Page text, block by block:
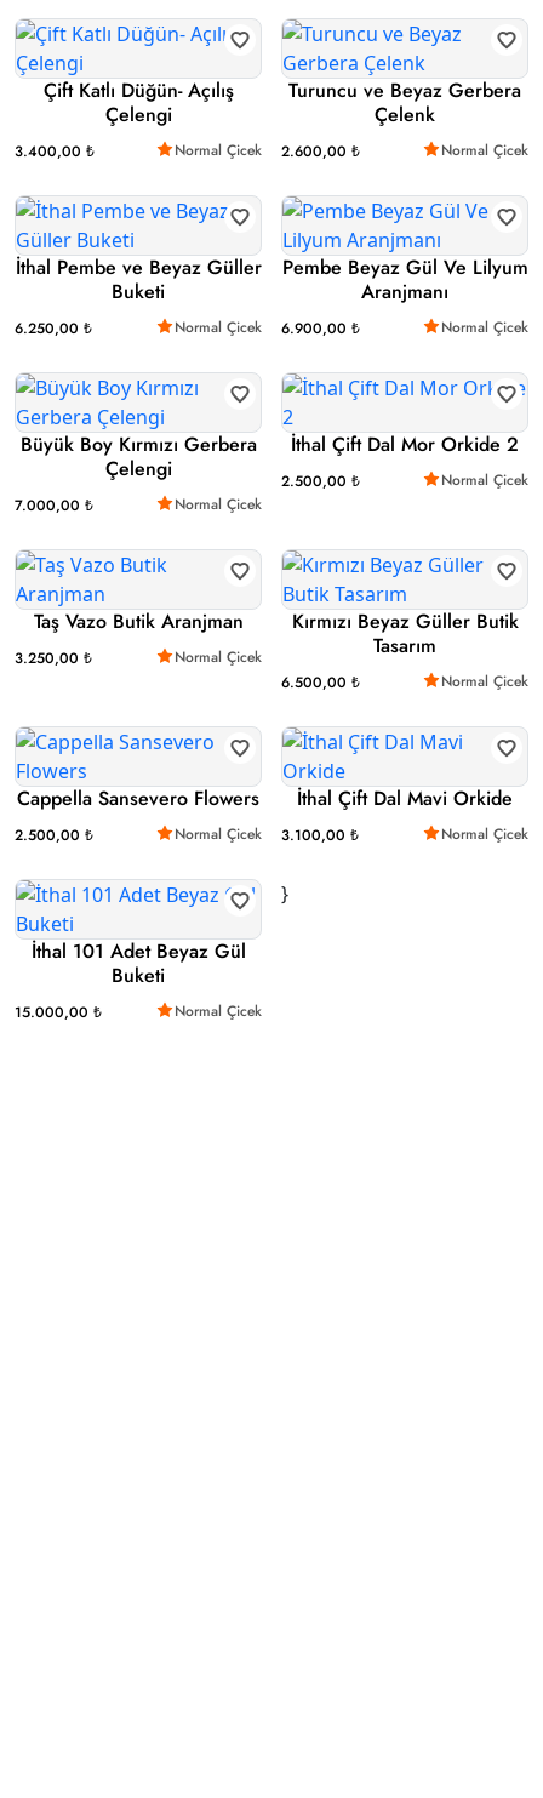
Çift Katlı Düğün- Açılış
Çelengi
3.400,00 ₺ Normal Çicek
Turuncu ve Beyaz Gerbera
Çelenk
2.600,00 ₺ Normal Çicek
İthal Pembe ve Beyaz Güller
Buketi
6.250,00 ₺ Normal Çicek
Pembe Beyaz Gül Ve Lilyum
Aranjmanı
6.900,00 ₺ Normal Çicek
Büyük Boy Kırmızı Gerbera
Çelengi
7.000,00 ₺ Normal Çicek
İthal Çift Dal Mor Orkide 2
2.500,00 ₺ Normal Çicek
Taş Vazo Butik Aranjman
3.250,00 ₺ Normal Çicek
Kırmızı Beyaz Güller Butik
Tasarım
6.500,00 ₺ Normal Çicek
Cappella Sansevero Flowers
2.500,00 ₺ Normal Çicek
İthal Çift Dal Mavi Orkide
3.100,00 ₺ Normal Çicek
İthal 101 Adet Beyaz Gül
Buketi
15.000,00 ₺ Normal Çicek
}